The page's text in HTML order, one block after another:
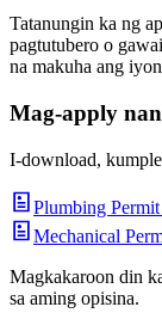
Tatanungin ka ng
pagtutubero o
na makuha ang
Mag-apply
I-download,
Plumbing
Mechanical
Magkakaroon din
sa aming opisina.